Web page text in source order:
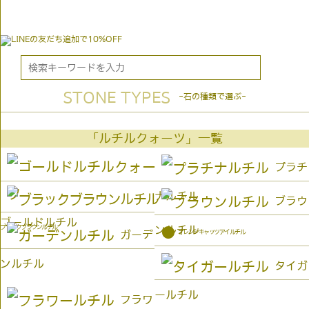
STONE TYPES -石の種類で選ぶ-
「ルチルクォーツ」一覧
ゴールドルチル
プラチ
ナルチル
ブラックブラウンルチル
ブラウ
ンルチル
ガーデ
ンルチル
● オレンジキャッツアイルチル
タイガ
ールチル
フラワ